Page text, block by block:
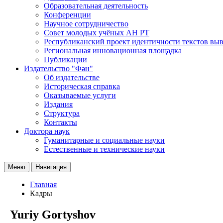
Образовательная деятельность
Конференции
Научное сотрудничество
Совет молодых учёных АН РТ
Республиканский проект идентичности текстов
Региональная инновационная площадка
Публикации
Издательство "Фән"
Об издательстве
Историческая справка
Оказываемые услуги
Издания
Структура
Контакты
Доктора наук
Гуманитарные и социальные науки
Естественные и технические науки
Меню Навигация
Главная
Кадры
Yuriy Gortyshov